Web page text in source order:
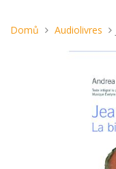
Nacházíte
Domů Audiolivres